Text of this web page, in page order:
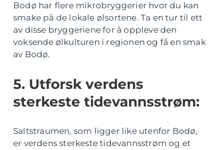
Bodø har flere mikrobryggerier hvor du kan
smake på de lokale ølsortene. Ta en tur til ett
av disse bryggeriene for å oppleve den
voksende ølkulturen i regionen og få en smak
av Bodø.
5. Utforsk verdens
sterkeste tidevannsstrøm:
Saltstraumen, som ligger like utenfor Bodø,
er verdens sterkeste tidevannsstrøm og et